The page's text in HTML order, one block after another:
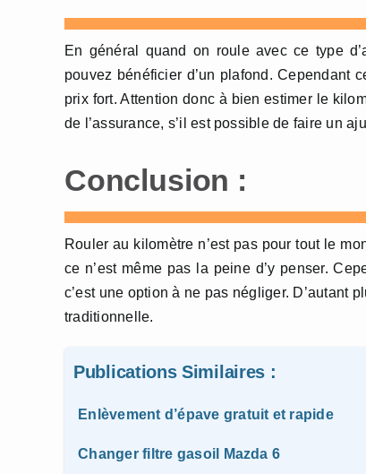
En général quand on roule avec ce type
pouvez bénéficier d’un plafond. Cependant
prix fort. Attention donc à bien estimer le
de l’assurance, s’il est possible de faire un
Conclusion :
Rouler au kilomètre n’est pas pour tout le
ce n’est même pas la peine d’y penser.
c’est une option à ne pas négliger. D’autant
traditionnelle.
Publications Similaires :
Enlèvement d’épave gratuit et rapide
Changer filtre gasoil Mazda 6